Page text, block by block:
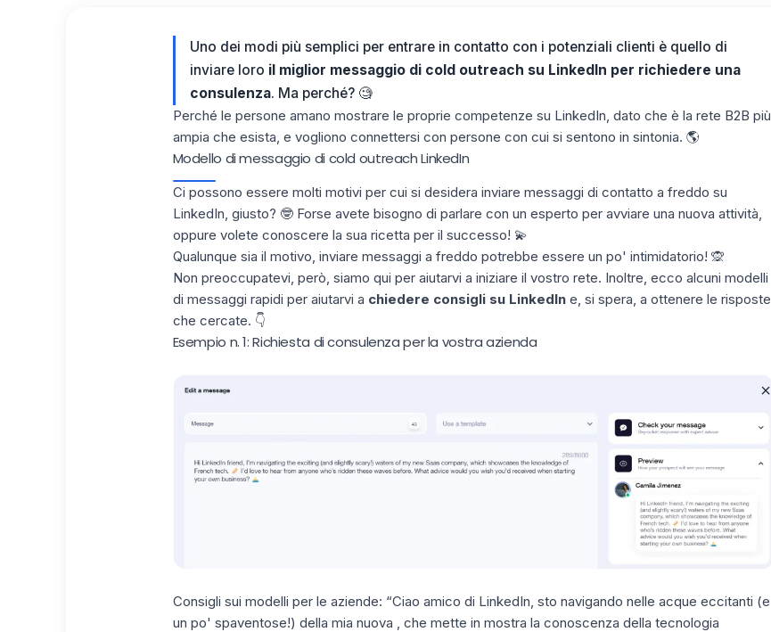
Uno dei modi più semplici per entrare in contatto con i potenziali clienti è quello di
inviare loro il miglior messaggio di cold outreach su LinkedIn per richiedere una
consulenza. Ma perché? 🧐
Perché le persone amano mostrare le proprie competenze su LinkedIn, dato che è la rete B2B più
ampia che esista, e vogliono connettersi con persone con cui si sentono in sintonia. 🌎
Modello di messaggio di cold outreach LinkedIn​
Ci possono essere molti motivi per cui si desidera inviare messaggi di contatto a freddo su
LinkedIn, giusto? 🤓 Forse avete bisogno di parlare con un esperto per avviare una nuova attività,
oppure volete conoscere la sua ricetta per il successo! 💫
Qualunque sia il motivo, inviare messaggi a freddo potrebbe essere un po' intimidatorio! 🙊
Non preoccupatevi, però, siamo qui per aiutarvi a iniziare il vostro rete. Inoltre, ecco alcuni modelli
di messaggi rapidi per aiutarvi a chiedere consigli su LinkedIne, si spera, a ottenere le risposte
che cercate. 👇
Esempio n. 1: Richiesta di consulenza per la vostra azienda
Consigli sui modelli per le aziende: “Ciao amico di LinkedIn, sto navigando nelle acque eccitanti (e
un po' spaventose!) della mia nuova , che mette in mostra la conoscenza della tecnologia